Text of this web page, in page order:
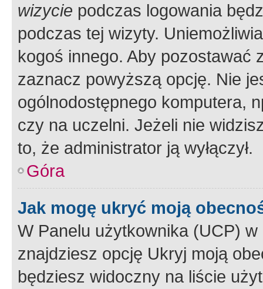
wizycie podczas logowania
podczas tej wizyty.
kogoś innego. Aby pozostawać
zaznacz powyższą opcję. Nie
ogólnodostępnego komputera,
czy na uczelni. Jeżeli nie
to, że administrator ją wyłączył.
Góra
Jak mogę ukryć moją
W Panelu użytkownika (UCP) w
znajdziesz opcję Ukryj moją
będziesz widoczny na liście